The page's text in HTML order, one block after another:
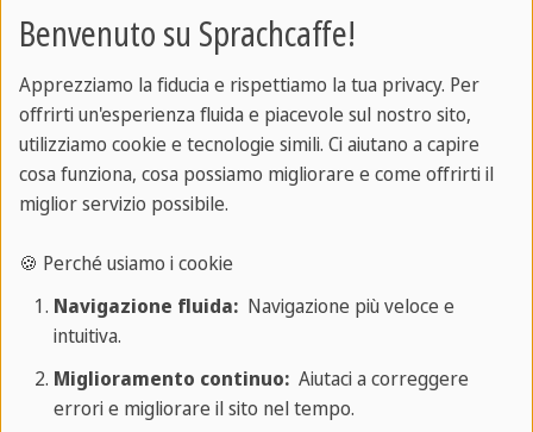
esperienze indimenticabili con noi!
Giorno 1: Benvenuti in Irlanda!
Benvenuto su Sprachcaffe!
Apprezziamo la fiducia e rispettiamo la tua privacy. Per
offrirti un'esperienza fluida e piacevole sul nostro sito,
utilizziamo cookie e tecnologie simili. Ci aiutano a capire
cosa funziona, cosa possiamo migliorare e come offrirti il
miglior servizio possibile.
🍪 Perché usiamo i cookie
Navigazione fluida:Navigazione più veloce e
intuitiva.
Miglioramento continuo:Aiutaci a correggere
errori e migliorare il sito nel tempo.